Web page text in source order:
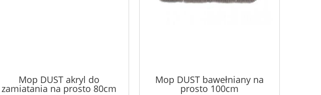
Mop DUST akryl do
zamiatania na prosto 80cm
Mop DUST bawełniany na
prosto 100cm